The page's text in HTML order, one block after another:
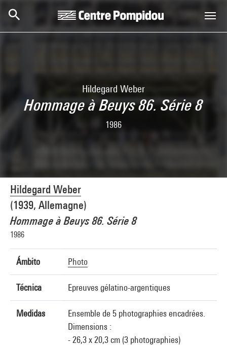
Hildegard Weber
Hommage à Beuys 86. Série 8
1986
Hildegard Weber
(1939, Allemagne)
Hommage à Beuys 86. Série 8
1986
Ámbito Photo
Técnica Epreuves gélatino-argentiques
Medidas
Ensemble de 5 photographies encadrées.
Dimensions :
- 26,3 x 20,3 cm (3 photographies)